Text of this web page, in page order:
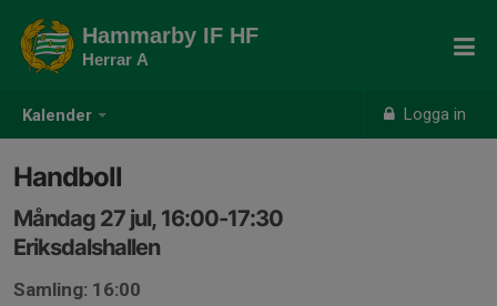
Kalender Logga in
Hammarby IF HF
Herrar A
Handboll
Måndag 27 jul, 16:00-17:30
Eriksdalshallen
Samling: 16:00